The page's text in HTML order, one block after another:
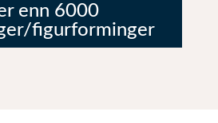
enn 6000
figurforminger